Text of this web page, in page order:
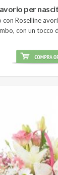
per
Roselline
con un tocco